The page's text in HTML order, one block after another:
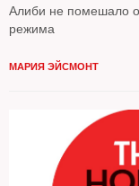
Алиби не помешало
режима
МАРИЯ ЭЙСМОНТ